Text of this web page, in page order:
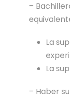
–
La
La
– Haber